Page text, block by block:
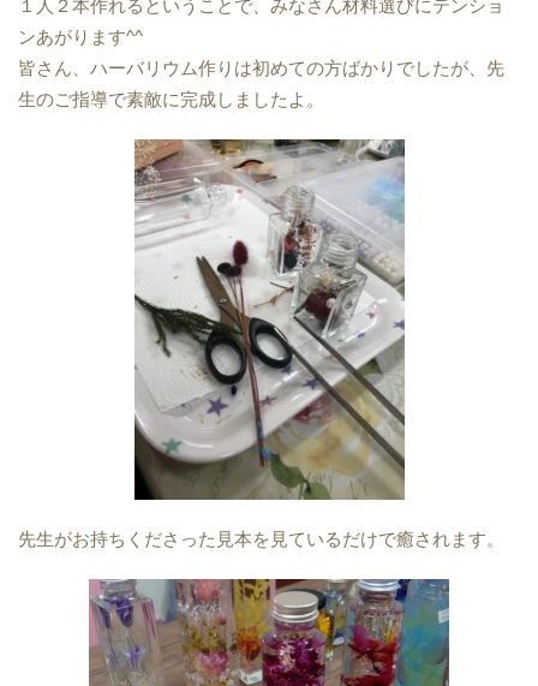
１人２本作れるということで、みなさん材料選びにテンショ
ンあがります^^
皆さん、ハーバリウム作りは初めての方ばかりでしたが、先
生のご指導で素敵に完成しましたよ。
先生がお持ちくださった見本を見ているだけで癒されます。